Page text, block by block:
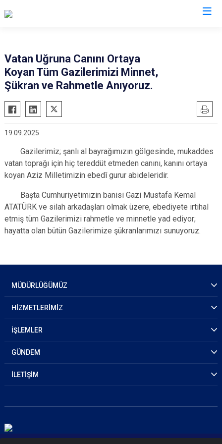
Vatan Uğruna Canını Ortaya
Koyan Tüm Gazilerimizi Minnet,
Şükran ve Rahmetle Anıyoruz.
19.09.2025
Gazilerimiz; şanlı al bayrağımızın gölgesinde, mukaddes
vatan toprağı için hiç tereddüt etmeden canını, kanını ortaya
koyan Aziz Milletimizin ebedî gurur abideleridir.
Başta Cumhuriyetimizin banisi Gazi Mustafa Kemal
ATATÜRK ve silah arkadaşları olmak üzere, ebediyete irtihal
etmiş tüm Gazilerimizi rahmetle ve minnetle yad ediyor;
hayatta olan bütün Gazilerimize şükranlarımızı sunuyoruz.
MÜDÜRLÜĞÜMÜZ
HİZMETLERİMİZ
İŞLEMLER
GÜNDEM
İLETİŞİM